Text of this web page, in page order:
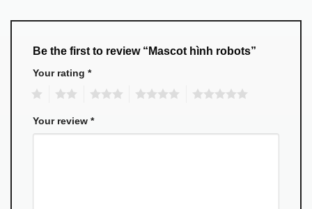
Be the first to review “Mascot hình robots”
Your rating *
Your review *